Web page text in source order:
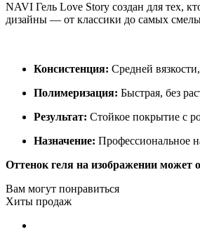
NAVI Гель Love Story создан для тех,
дизайны — от классики до самых
Консистенция: Средней
Полимеризация: Быстрая, без
Результат: Стойкое покрытие с
Назначение: Профессиональное
Оттенок геля на изображении может
Вам могут понравиться
Хиты продаж